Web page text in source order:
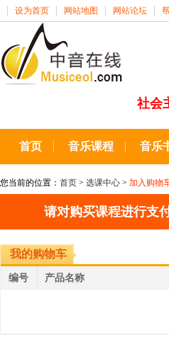
设为首页 网站地图 网站论坛
社会
首页 音乐课程 音乐
您当前的位置： 首页 > 选课中心 > 加入购物
请对购买课程进行支
我的购物车
编号 产品名称